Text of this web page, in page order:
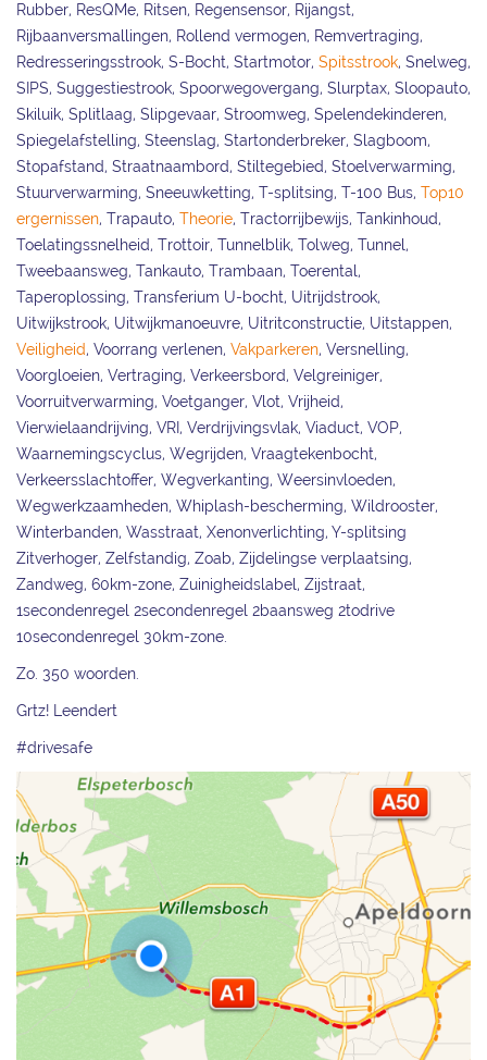
Rubber, ResQMe, Ritsen, Regensensor, Rijangst,
Rijbaanversmallingen, Rollend vermogen, Remvertraging,
Redresseringsstrook, S-Bocht, Startmotor, Spitsstrook, Snelweg,
SIPS, Suggestiestrook, Spoorwegovergang, Slurptax, Sloopauto,
Skiluik, Splitlaag, Slipgevaar, Stroomweg, Spelendekinderen,
Spiegelafstelling, Steenslag, Startonderbreker, Slagboom,
Stopafstand, Straatnaambord, Stiltegebied, Stoelverwarming,
Stuurverwarming, Sneeuwketting, T-splitsing, T-100 Bus, Top10
ergernissen, Trapauto, Theorie, Tractorrijbewijs, Tankinhoud,
Toelatingssnelheid, Trottoir, Tunnelblik, Tolweg, Tunnel,
Tweebaansweg, Tankauto, Trambaan, Toerental,
Taperoplossing, Transferium U-bocht, Uitrijdstrook,
Uitwijkstrook, Uitwijkmanoeuvre, Uitritconstructie, Uitstappen,
Veiligheid, Voorrang verlenen, Vakparkeren, Versnelling,
Voorgloeien, Vertraging, Verkeersbord, Velgreiniger,
Voorruitverwarming, Voetganger, Vlot, Vrijheid,
Vierwielaandrijving, VRI, Verdrijvingsvlak, Viaduct, VOP,
Waarnemingscyclus, Wegrijden, Vraagtekenbocht,
Verkeersslachtoffer, Wegverkanting, Weersinvloeden,
Wegwerkzaamheden, Whiplash-bescherming, Wildrooster,
Winterbanden, Wasstraat, Xenonverlichting, Y-splitsing
Zitverhoger, Zelfstandig, Zoab, Zijdelingse verplaatsing,
Zandweg, 60km-zone, Zuinigheidslabel, Zijstraat,
1secondenregel 2secondenregel 2baansweg 2todrive
10secondenregel 30km-zone.
Zo. 350 woorden.
Grtz! Leendert
#drivesafe